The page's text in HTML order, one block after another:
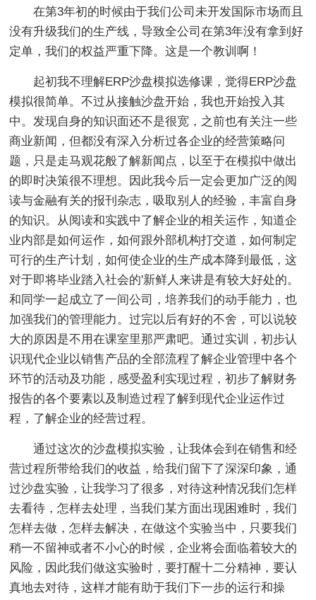
在第3年初的时候由于我们公司未开发国际市场而且
没有升级我们的生产线，导致全公司在第3年没有拿到好
定单，我们的权益严重下降。这是一个教训啊！
起初我不理解ERP沙盘模拟选修课，觉得ERP沙盘
模拟很简单。不过从接触沙盘开始，我也开始投入其
中。发现自身的知识面还不是很宽，之前也有关注一些
商业新闻，但都没有深入分析过各企业的经营策略问
题，只是走马观花般了解新闻点，以至于在模拟中做出
的即时决策很不理想。因此我今后一定会更加广泛的阅
读与金融有关的报刊杂志，吸取别人的经验，丰富自身
的知识。从阅读和实践中了解企业的相关运作，知道企
业内部是如何运作，如何跟外部机构打交道，如何制定
可行的生产计划，如何使企业的生产成本降到最低，这
对于即将毕业踏入社会的'新鲜人来讲是有较大好处的。
和同学一起成立了一间公司，培养我们的动手能力，也
加强我们的管理能力。过完以后有好的不舍，可以说较
大的原因是不用在课室里那严肃吧。通过实训，初步认
识现代企业以销售产品的全部流程了解企业管理中各个
环节的活动及功能，感受盈利实现过程，初步了解财务
报告的各个要素以及制造过程了解到现代企业运作过
程，了解企业的经营过程。
通过这次的沙盘模拟实验，让我体会到在销售和经
营过程所带给我们的收益，给我们留下了深深印象，通
过沙盘实验，让我学习了很多，对待这种情况我们怎样
去看待，怎样去处理，当我们某方面出现困难时，我们
怎样去做，怎样去解决，在做这个实验当中，只要我们
稍一不留神或者不小心的时候，企业将会面临着较大的
风险，因此我们做这实验时，要打醒十二分精神，要认
真地去对待，这样才能有助于我们下一步的运行和操